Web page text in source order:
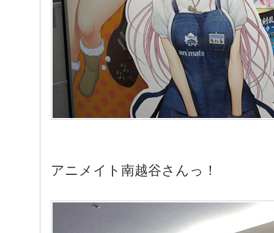
アニメイト南越谷さんっ！